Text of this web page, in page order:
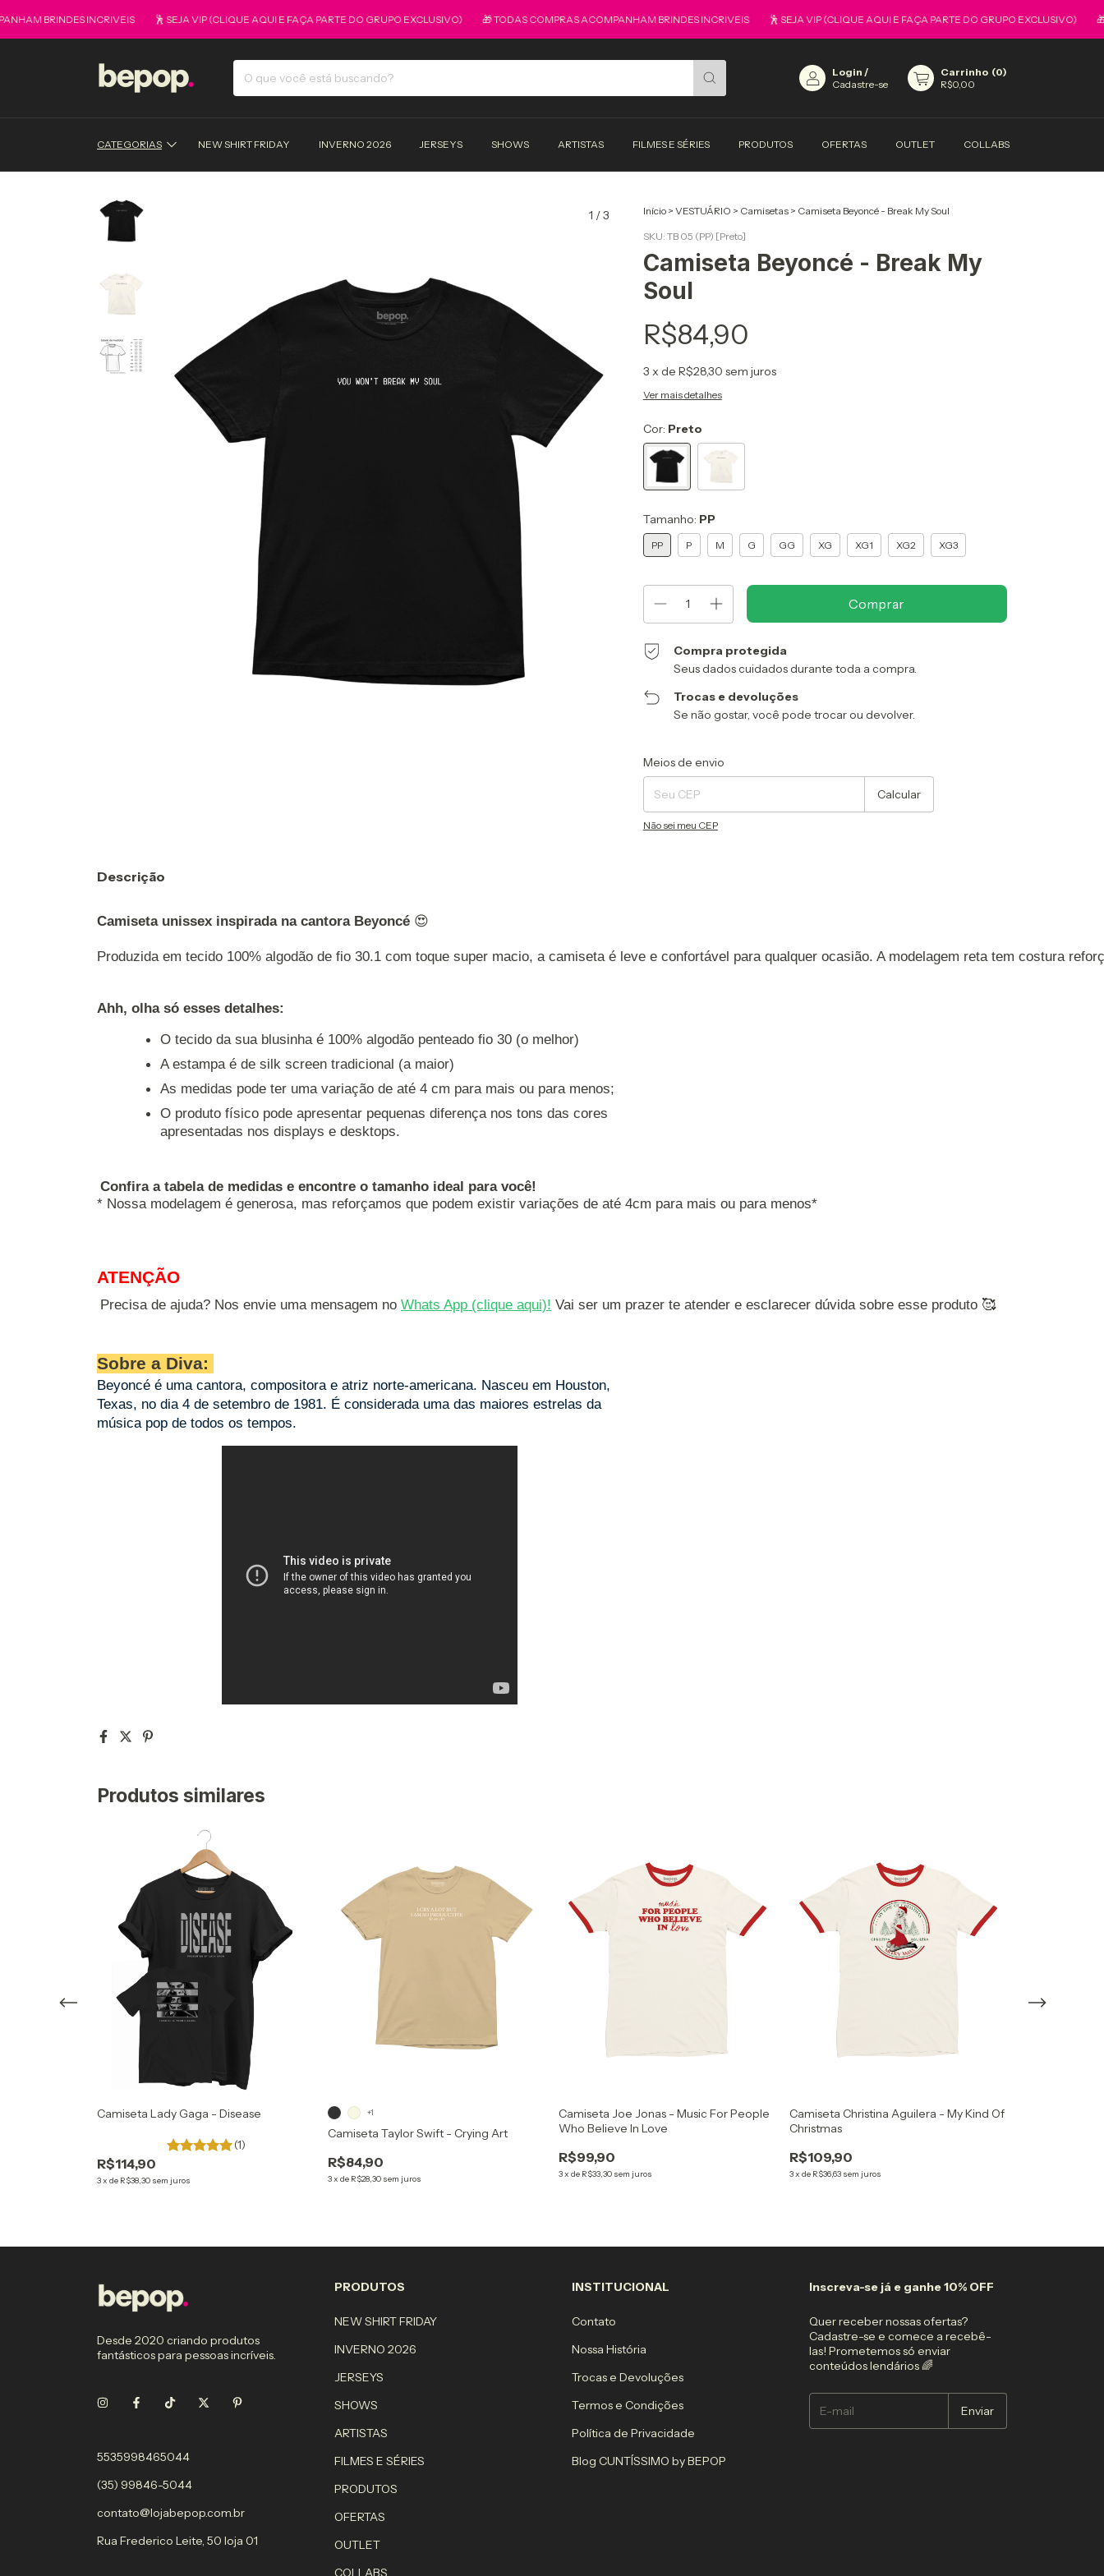
BRINDES INCRIVEIS 🕺 SEJA VIP (CLIQUE AQUI E FAÇA PARTE DO GRUPO EXCLUSIVO) 🎁 TODAS COMPRAS ACOMPANHAM BRINDES INCRIVEIS 🕺 SEJA VIP (CLIQUE AQUI E FAÇA PARTE DO GRUPO EXCLUSIVO) 🎁
Login /
Cadastre-se
Carrinho (0)
R$0,00
CATEGORIAS NEW SHIRT FRIDAY INVERNO 2026 JERSEYS SHOWS ARTISTAS FILMES E SÉRIES PRODUTOS OFERTAS OUTLET COLLABS
1 /3 Início > VESTUÁRIO > Camisetas > Camiseta Beyoncé - Break My Soul
SKU: TB 05 (PP) [Preto]
Camiseta Beyoncé - Break My
Soul
R$84,90
3 x de R$28,30 sem juros
Ver mais detalhes
Cor: Preto
Tamanho: PP
PP P M G GG XG XG1 XG2 XG3
Compra protegida
Seus dados cuidados durante toda a compra.
Trocas e devoluções
Se não gostar, você pode trocar ou devolver.
Entregas para o CEP:
Meios de envio
Calcular
Não sei meu CEP
Descrição
Camiseta unissex inspirada na cantora Beyoncé 😍
Produzida em tecido 100% algodão de fio 30.1 com toque super macio, a camiseta é leve e confortável para qualquer ocasião. A modelagem reta tem costura
Ahh, olha só esses detalhes:
O tecido da sua blusinha é 100% algodão penteado fio 30 (o melhor)
A estampa é de silk screen tradicional (a maior)
As medidas pode ter uma variação de até 4 cm para mais ou para menos;
O produto físico pode apresentar pequenas diferença nos tons das cores
apresentadas nos displays e desktops.
Confira a tabela de medidas e encontre o tamanho ideal para você!
* Nossa modelagem é generosa, mas reforçamos que podem existir variações de até 4cm para mais ou para menos*
ATENÇÃO
Precisa de ajuda? Nos envie uma mensagem no Whats App (clique aqui)! Vai ser um prazer te atender e esclarecer dúvida sobre esse produto 🥰
Sobre a Diva:
Beyoncé é uma cantora, compositora e atriz norte-americana. Nasceu em Houston,
Texas, no dia 4 de setembro de 1981. É considerada uma das maiores estrelas da
música pop de todos os tempos.
Produtos similares
Camiseta Lady Gaga - Disease
(1)
R$114,90
3x de R$38,30 sem juros
Camiseta Taylor Swift - Crying Art
R$84,90
3x de R$28,30 sem juros
+1
Camiseta Joe Jonas - Music For People
Who Believe In Love
R$99,90
3x de R$33,30 sem juros
Camiseta Christina Aguilera - My Kind Of
Christmas
R$109,90
3x de R$36,63 sem juros
Desde 2020 criando produtos
fantásticos para pessoas incríveis.
5535998465044
(35) 99846-5044
contato@lojabepop.com.br
Rua Frederico Leite, 50 loja 01
PRODUTOS
NEW SHIRT FRIDAY
INVERNO 2026
JERSEYS
SHOWS
ARTISTAS
FILMES E SÉRIES
PRODUTOS
OFERTAS
OUTLET
COLLABS
INSTITUCIONAL
Contato
Nossa História
Trocas e Devoluções
Termos e Condições
Política de Privacidade
Blog CUNTÍSSIMO by BEPOP
Inscreva-se já e ganhe 10% OFF
Quer receber nossas ofertas?
Cadastre-se e comece a recebê-
las! Prometemos só enviar
conteúdos lendários 🌈